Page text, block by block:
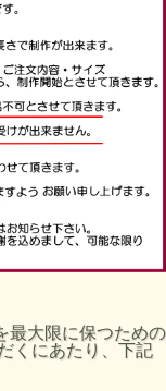
最大限に保つための
くにあたり、下記